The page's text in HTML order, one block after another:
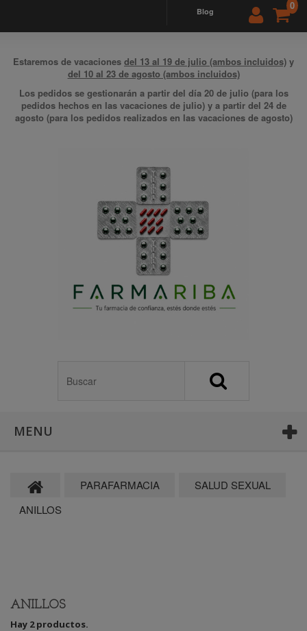
0
blog
Estaremos de vacaciones del 13 al 19 de julio (ambos incluidos) y
del 10 al 23 de agosto (ambos incluidos)
Los pedidos se gestionarán a partir del día 20 de julio (para los
pedidos hechos en las vacaciones de julio) y a partir del 24 de
agosto (para los pedidos realizados en las vacaciones de agosto)
MENU
PARAFARMACIA
SALUD SEXUAL
ANILLOS
ANILLOS
Hay 2 productos.